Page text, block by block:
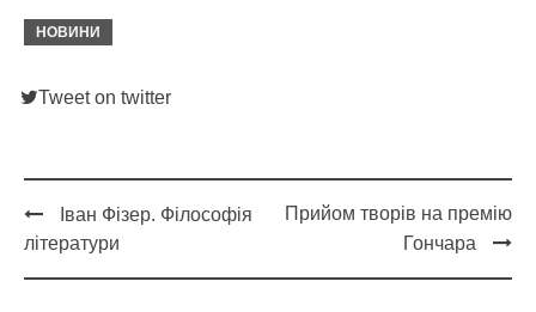
НОВИНИ
Tweet on twitter
Post
navigation
Іван Фізер. Філософія
літератури
Прийом творів на премію
Гончара